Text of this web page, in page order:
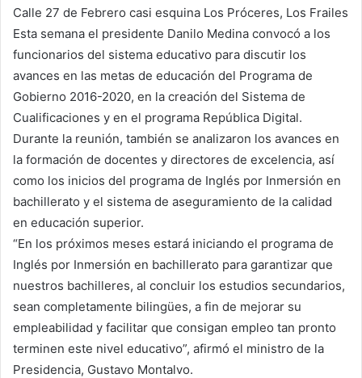
Calle 27 de Febrero casi esquina Los Próceres, Los Frailes
Esta semana el presidente Danilo Medina convocó a los
funcionarios del sistema educativo para discutir los
avances en las metas de educación del Programa de
Gobierno 2016-2020, en la creación del Sistema de
Cualificaciones y en el programa República Digital.
Durante la reunión, también se analizaron los avances en
la formación de docentes y directores de excelencia, así
como los inicios del programa de Inglés por Inmersión en
bachillerato y el sistema de aseguramiento de la calidad
en educación superior.
“En los próximos meses estará iniciando el programa de
Inglés por Inmersión en bachillerato para garantizar que
nuestros bachilleres, al concluir los estudios secundarios,
sean completamente bilingües, a fin de mejorar su
empleabilidad y facilitar que consigan empleo tan pronto
terminen este nivel educativo”, afirmó el ministro de la
Presidencia, Gustavo Montalvo.